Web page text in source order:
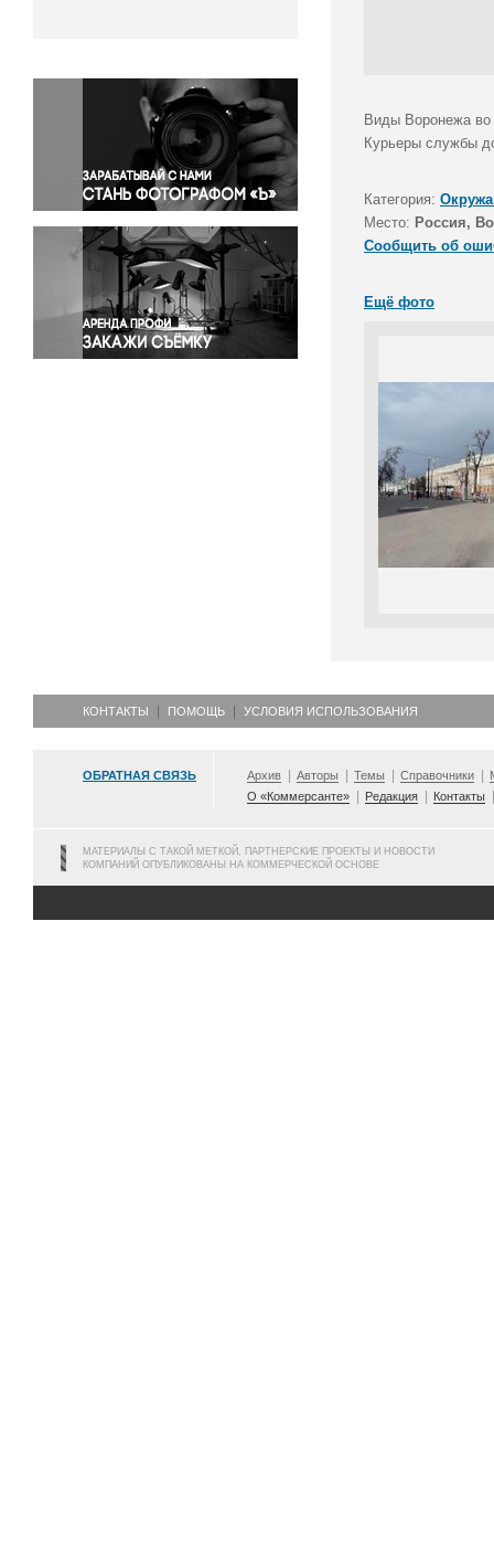
Окружающая среда
Политика
Правосудие
Происшествия и конфликты
Религия
Светская жизнь
Спорт
Экология
Экономика и бизнес
Виды Воронежа во
Курьеры службы
Категория:
Место: Россия,
Сообщить об
Ещё фото
КОНТАКТЫ ПОМОЩЬ УСЛОВИЯ ИСПОЛЬЗОВАНИЯ
ОБРАТНАЯ СВЯЗЬ Архив Авторы Темы Справочники
О «Коммерсанте»
Редакция Контакты
МАТЕРИАЛЫ С ТАКОЙ МЕТКОЙ, ПАРТНЕРСКИЕ ПРОЕКТЫ И НОВОСТИ
КОМПАНИЙ ОПУБЛИКОВАНЫ НА КОММЕРЧЕСКОЙ ОСНОВЕ